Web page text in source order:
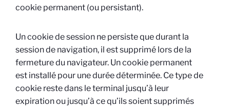
cookie permanent (ou persistant).
Un cookie de session ne persiste que durant la
session de navigation, il est supprimé lors de la
fermeture du navigateur. Un cookie permanent
est installé pour une durée déterminée. Ce type de
cookie reste dans le terminal jusqu’à leur
expiration ou jusqu’à ce qu’ils soient supprimés